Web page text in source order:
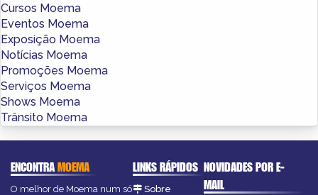
Cursos Moema
Eventos Moema
Exposição Moema
Notícias Moema
Promoções Moema
Serviços Moema
Shows Moema
Trânsito Moema
ENCONTRAMOEMA
O melhor de Moema num só
LINKS RÁPIDOS
Sobre
NOVIDADES POR E-
MAIL